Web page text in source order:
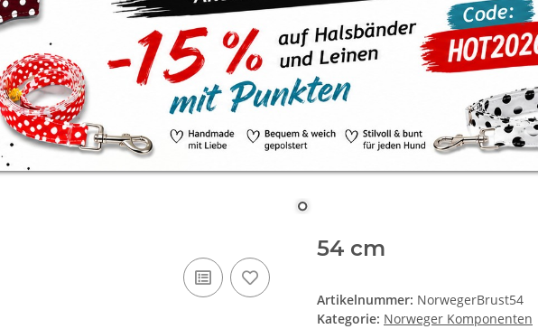
54 cm
Artikelnummer: NorwegerBrust54
Kategorie: Norweger Komponenten